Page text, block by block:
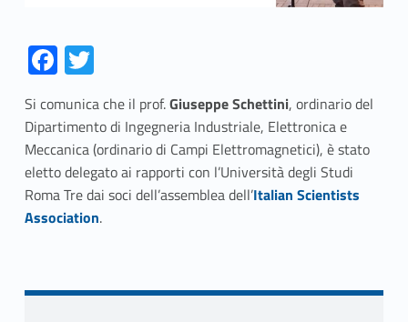
Fa
ce
b
o
o
k
T
w
itt
er
Si comunica che il prof.Giuseppe Schettini, ordinario del
Dipartimento di Ingegneria Industriale, Elettronica e
Meccanica (ordinario di Campi Elettromagnetici), è stato
eletto delegato ai rapporti con l’Università degli Studi
Roma Tre dai soci dell’assemblea dell’Link identifier #identifier__66217-1
Italian Scientists
Association.